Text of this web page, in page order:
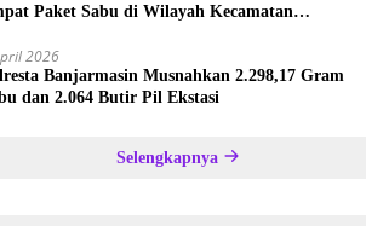
Paket Sabu di Wilayah Kecamatan
2026
Banjarmasin Musnahkan 2.298,17 Gram
dan 2.064 Butir Pil Ekstasi
Selengkapnya